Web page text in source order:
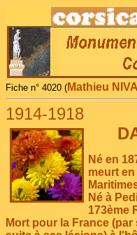
Fiche n° 4020 ( Mathieu
1914-1918
Né en
meurt
Né à
173ème
Mort pour la France